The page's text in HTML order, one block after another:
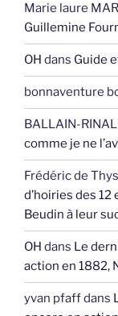
Marie laure
Guillemine
OH dans Guide
bonnaventure
BALLAIN-
comme je ne
Frédéric de
d’hoiries des
Beudin à leur
OH dans Le
action en 1882,
yvan pfaffdans